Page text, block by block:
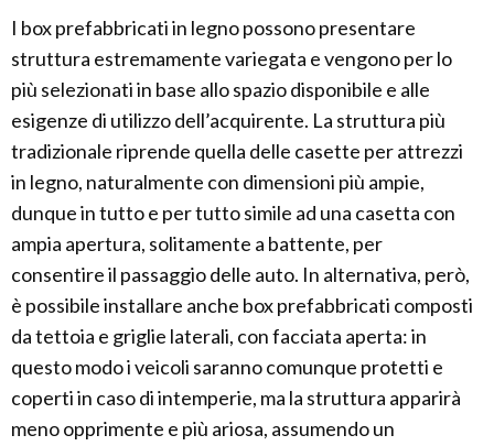
I box prefabbricati in legno possono presentare
struttura estremamente variegata e vengono per lo
più selezionati in base allo spazio disponibile e alle
esigenze di utilizzo dell’acquirente. La struttura più
tradizionale riprende quella delle casette per attrezzi
in legno, naturalmente con dimensioni più ampie,
dunque in tutto e per tutto simile ad una casetta con
ampia apertura, solitamente a battente, per
consentire il passaggio delle auto. In alternativa, però,
è possibile installare anche box prefabbricati composti
da tettoia e griglie laterali, con facciata aperta: in
questo modo i veicoli saranno comunque protetti e
coperti in caso di intemperie, ma la struttura apparirà
meno opprimente e più ariosa, assumendo un